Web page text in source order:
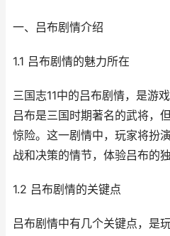
一、吕布剧情介绍
1.1 吕布剧情的魅力所在
三国志11中的吕布剧情，是游
吕布是三国时期著名的武将，
惊险。这一剧情中，玩家将扮
战和决策的情节，体验吕布的独
1.2 吕布剧情的关键点
吕布剧情中有几个关键点，是